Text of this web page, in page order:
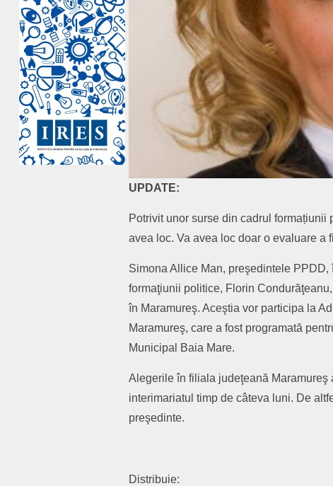
UPDATE:
Potrivit unor surse din cadrul
avea loc. Va avea loc doar o evaluare a
Simona Allice Man, preşedintele
formaţiunii politice, Florin
în Maramureş. Aceştia vor participa la
Maramureş, care a fost programată
Municipal Baia Mare.
Alegerile în filiala judeţeană
interimariatul timp de câteva luni. De
preşedinte.
Distribuie: